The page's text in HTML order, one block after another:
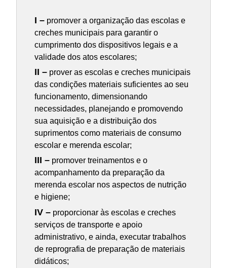
I – promover a organização das escolas e
creches municipais para garantir o
cumprimento dos dispositivos legais e a
validade dos atos escolares;
II – prover as escolas e creches municipais
das condições materiais suficientes ao seu
funcionamento, dimensionando
necessidades, planejando e promovendo
sua aquisição e a distribuição dos
suprimentos como materiais de consumo
escolar e merenda escolar;
III – promover treinamentos e o
acompanhamento da preparação da
merenda escolar nos aspectos de nutrição
e higiene;
IV – proporcionar às escolas e creches
serviços de transporte e apoio
administrativo, e ainda, executar trabalhos
de reprografia de preparação de materiais
didáticos;